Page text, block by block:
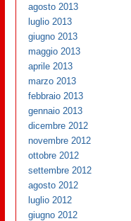
agosto 2013
luglio 2013
giugno 2013
maggio 2013
aprile 2013
marzo 2013
febbraio 2013
gennaio 2013
dicembre 2012
novembre 2012
ottobre 2012
settembre 2012
agosto 2012
luglio 2012
giugno 2012